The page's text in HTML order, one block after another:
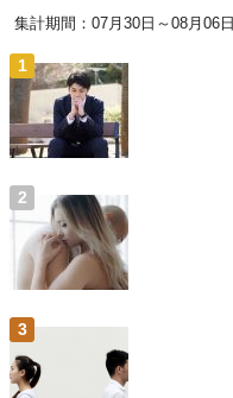
集計期間：07月30日～08月06日